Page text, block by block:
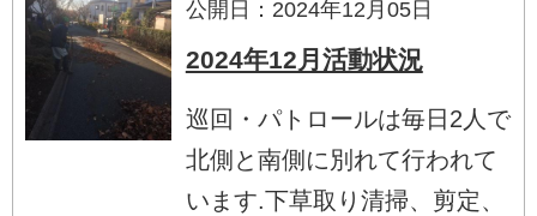
公開日：2024年12月05日
2024年12月活動状況
巡回・パトロールは毎日2人で
北側と南側に別れて行われて
います.下草取り清掃、剪定、